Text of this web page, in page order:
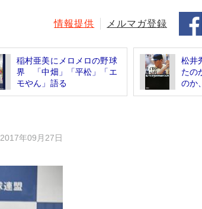
情報提供 メルマガ登録
稲村亜美にメロメロの野球
界 「中畑」「平松」「エ
モやん」語る
松井
たの
のか
2017年09月27日